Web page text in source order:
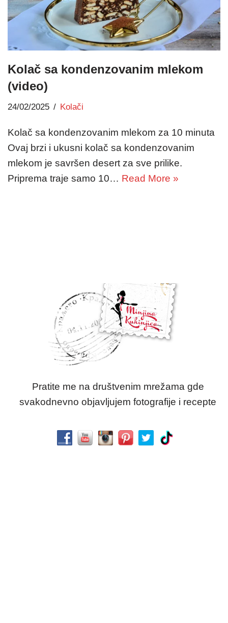
Kolač sa kondenzovanim mlekom
(video)
24/02/2025 Kolači
Kolač sa kondenzovanim mlekom za 10 minuta
Ovaj brzi i ukusni kolač sa kondenzovanim
mlekom je savršen desert za sve prilike.
Priprema traje samo 10… Read More »
Pratite me na društvenim mrežama gde
svakodnevno objavljujem fotografije i recepte